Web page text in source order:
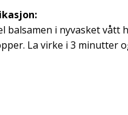
balsamen i nyvasket vått
La virke i 3 minutter